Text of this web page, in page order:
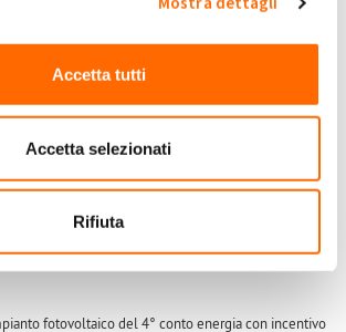
Accetta tutti
Accetta selezionati
Rifiuta
dite che è possibile fare un potenziamento con il
POD dove è allacciato un impianto fotovoltaico
o in regime di Scambio Sul Posto? Ma a quel punto
gratuitamente al GSE?
fotovoltaico del 4° conto energia con incentivo